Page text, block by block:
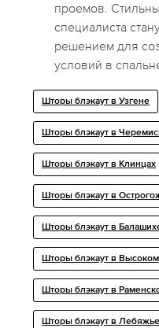
проемов.
специалиста
решением для
условий в
Шторы блэкаут в Узгене
Шторы блэкаут в
Шторы блэкаут в Клинцах
Шторы блэкаут в
Шторы блэкаут в
Шторы блэкаут в Высоком
Шторы блэкаут в
Шторы блэкаут в